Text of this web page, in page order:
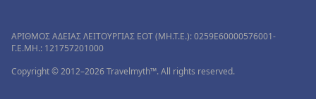
ΑΡΙΘΜΟΣ ΑΔΕΙΑΣ ΛΕΙΤΟΥΡΓΙΑΣ ΕΟΤ (MH.T.E.): 0259Ε60000576001-
Γ.Ε.ΜΗ.: 121757201000
Copyright © 2012–2026 Travelmyth™. All rights reserved.